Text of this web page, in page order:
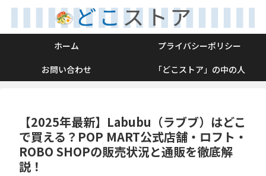
ホーム
プライバシーポリシー
お問い合わせ
「どこストア」の中の人
【2025年最新】Labubu（ラブブ）はどこ
で買える？POP MART公式店舗・ロフト・
ROBO SHOPの販売状況と通販を徹底解
説！